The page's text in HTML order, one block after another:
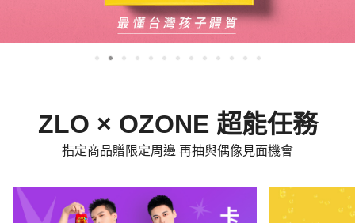
ZLO × OZONE 超能任務
指定商品贈限定周邊 再抽與偶像見面機會